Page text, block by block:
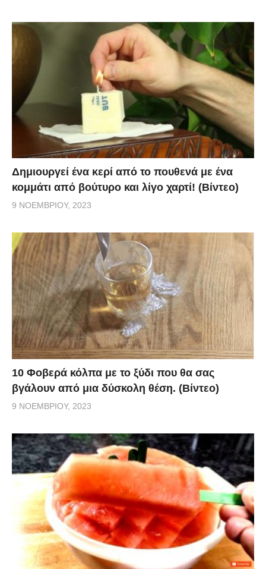
Δημιουργεί ένα κερί από το πουθενά με ένα
κομμάτι από βούτυρο και λίγο χαρτί! (Βίντεο)
9 ΝΟΕΜΒΡΊΟΥ, 2023
10 Φοβερά κόλπα με το ξύδι που θα σας
βγάλουν από μια δύσκολη θέση. (Βίντεο)
9 ΝΟΕΜΒΡΊΟΥ, 2023